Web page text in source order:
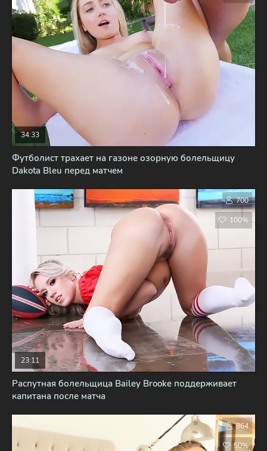
Футболист трахает на газоне озорную болельщицу
Dakota Bleu перед матчем
34:33
Распутная болельщица Bailey Brooke поддерживает
капитана после матча
23:11
700
100%
864
50%